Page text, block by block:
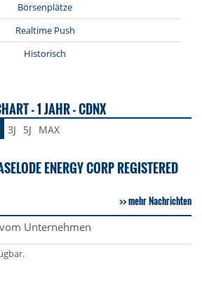
Börsenplätze
Realtime Push
Historisch
- 1 JAHR - CDNX
3J 5J MAX
ENERGY CORP REGISTERED
mehr Nachrichten
vom Unternehmen